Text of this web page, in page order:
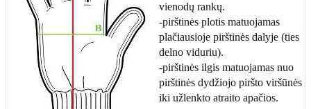
vienodų rankų.
-pirštinės plotis matuojamas
plačiausioje pirštinės dalyje (ties
delno viduriu).
-pirštinės ilgis matuojamas nuo
pirštinės dydžiojo piršto viršūnės
iki užlenkto atraito apačios.